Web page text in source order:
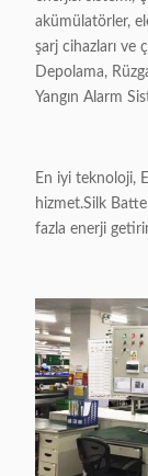
akümülatörler,
şarj cihazları ve
Depolama,
Yangın Alarm
En iyi teknoloji,
hizmet.Silk
fazla enerji